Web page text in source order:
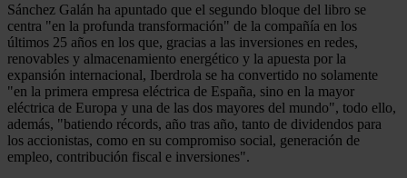
Sánchez Galán ha apuntado que el segundo bloque del libro se
centra "en la profunda transformación" de la compañía en los
últimos 25 años en los que, gracias a las inversiones en redes,
renovables y almacenamiento energético y la apuesta por la
expansión internacional, Iberdrola se ha convertido no solamente
"en la primera empresa eléctrica de España, sino en la mayor
eléctrica de Europa y una de las dos mayores del mundo", todo ello,
además, "batiendo récords, año tras año, tanto de dividendos para
los accionistas, como en su compromiso social, generación de
empleo, contribución fiscal e inversiones".